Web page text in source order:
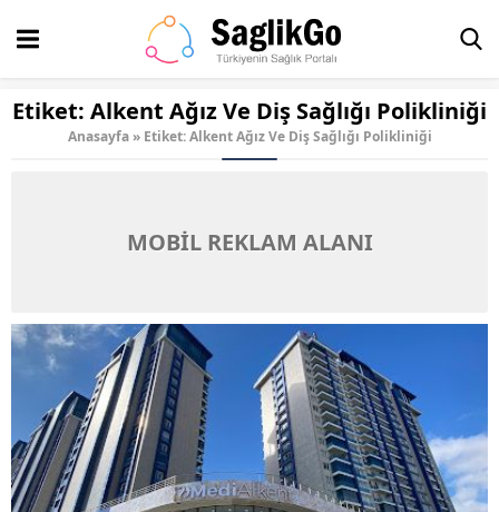
Etiket: Alkent Ağız Ve Diş Sağlığı Polikliniği
Anasayfa » Etiket: Alkent Ağız Ve Diş Sağlığı Polikliniği
MOBİL REKLAM ALANI